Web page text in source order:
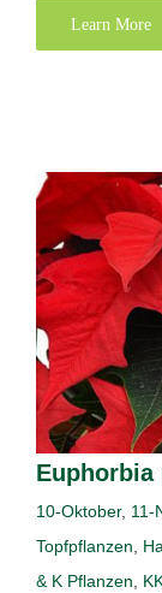
Learn More
10-Oktober, 11-
Topfpflanzen,
& K Pflanzen,